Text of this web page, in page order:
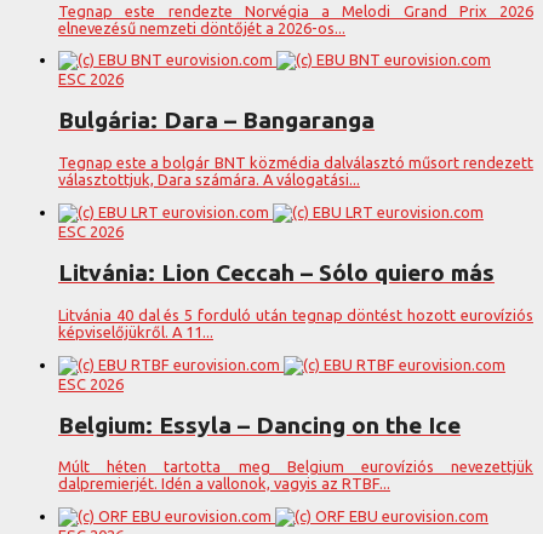
Tegnap este rendezte Norvégia a Melodi Grand Prix 2026
elnevezésű nemzeti döntőjét a 2026-os...
ESC 2026
Bulgária: Dara – Bangaranga
Tegnap este a bolgár BNT közmédia dalválasztó műsort rendezett
választottjuk, Dara számára. A válogatási...
ESC 2026
Litvánia: Lion Ceccah – Sólo quiero más
Litvánia 40 dal és 5 forduló után tegnap döntést hozott eurovíziós
képviselőjükről. A 11...
ESC 2026
Belgium: Essyla – Dancing on the Ice
Múlt héten tartotta meg Belgium eurovíziós nevezettjük
dalpremierjét. Idén a vallonok, vagyis az RTBF...